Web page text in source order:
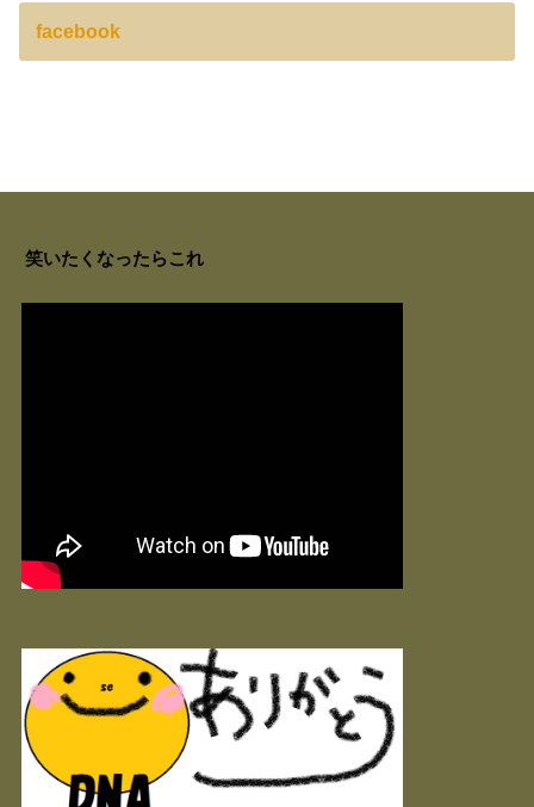
facebook
笑いたくなったらこれ